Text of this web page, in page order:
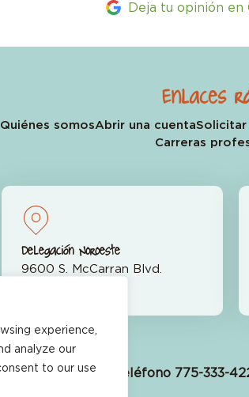
experience,
analyze our
to our use
Deja tu opinión en
Enlaces
Quiénes somosAbrir una cuentaSolicitar
Carreras
Delegación Noroeste
9600 S. McCarran Blvd.
Teléfono 775-333-